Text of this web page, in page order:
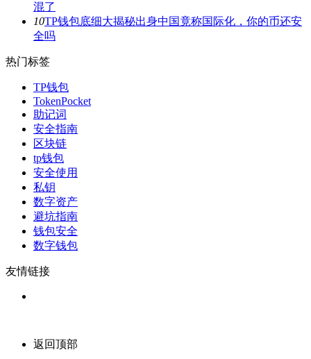
混了
10TP钱包底细大揭秘出身中国竟称国际化，你的币还安
全吗
热门标签
TP钱包
TokenPocket
助记词
安全指南
区块链
tp钱包
安全使用
私钥
数字资产
避坑指南
钱包安全
数字钱包
友情链接
返回顶部